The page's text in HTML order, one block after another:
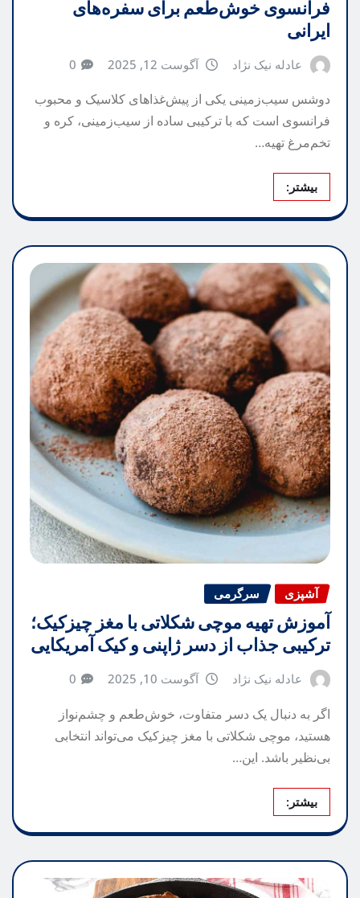
فرانسوی خوش‌طعم برای سفره‌های
ایرانی
عادله نیک نژاد آگوست 12, 2025 0
دوشس سیب‌زمینی یکی از پیش‌غذاهای کلاسیک و محبوب
فرانسوی است که با ترکیبی ساده از سیب‌زمینی، کره و
تخم‌مرغ تهیه…
بیشتر:
آشپزی سرگرمی
آموزش تهیه موچی شکلاتی با مغز چیزکیک؛
ترکیبی جذاب از دسر ژاپنی و کیک آمریکایی
عادله نیک نژاد آگوست 10, 2025 0
اگر به دنبال یک دسر متفاوت، خوش‌طعم و چشم‌نواز
هستید، موچی شکلاتی با مغز چیزکیک می‌تواند انتخابی
بی‌نظیر باشد. این…
بیشتر: